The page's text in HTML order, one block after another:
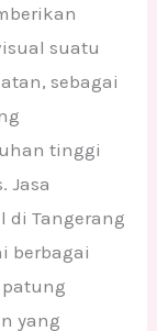
suatu
sebagai
tinggi
Jasa
di Tangerang
berbagai
yang